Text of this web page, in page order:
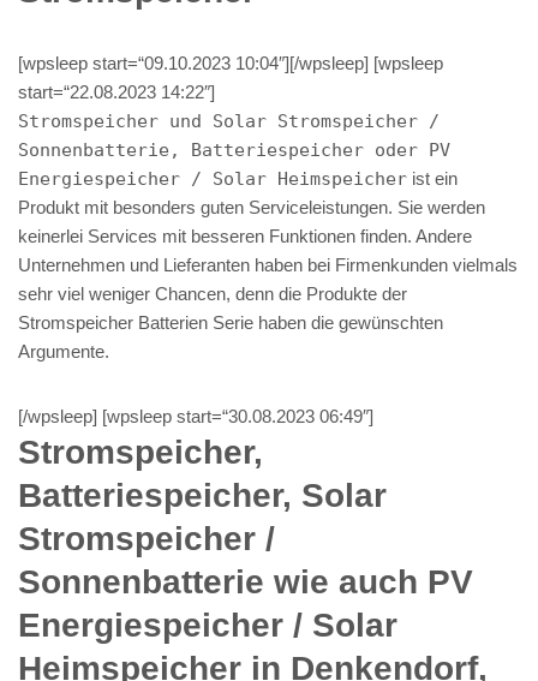
[wpsleep start=“09.10.2023 10:04″][/wpsleep] [wpsleep
start=“22.08.2023 14:22″]
Stromspeicher und Solar Stromspeicher /
Sonnenbatterie, Batteriespeicher oder PV
Energiespeicher / Solar Heimspeicher ist ein
Produkt mit besonders guten Serviceleistungen. Sie werden
keinerlei Services mit besseren Funktionen finden. Andere
Unternehmen und Lieferanten haben bei Firmenkunden vielmals
sehr viel weniger Chancen, denn die Produkte der
Stromspeicher Batterien Serie haben die gewünschten
Argumente.
[/wpsleep] [wpsleep start=“30.08.2023 06:49″]
Stromspeicher,
Batteriespeicher, Solar
Stromspeicher /
Sonnenbatterie wie auch PV
Energiespeicher / Solar
Heimspeicher in Denkendorf,